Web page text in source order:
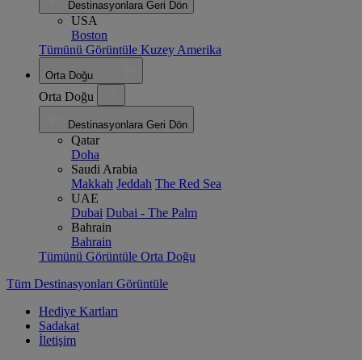
Destinasyonlara Geri Dön
USA
Boston
Tümünü Görüntüle Kuzey Amerika
Orta Doğu
Orta Doğu
Destinasyonlara Geri Dön
Qatar
Doha
Saudi Arabia
Makkah Jeddah The Red Sea
UAE
Dubai Dubai - The Palm
Bahrain
Bahrain
Tümünü Görüntüle Orta Doğu
Tüm Destinasyonları Görüntüle
Hediye Kartları
Sadakat
İletişim